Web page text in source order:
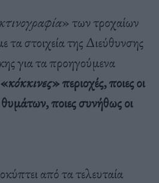
» των τροχαίων
τα στοιχεία της Διεύθυνσης
για τα προηγούμενα
κόκκινες» περιοχές, ποιες οι
ποιες συνήθως οι
από τα τελευταία